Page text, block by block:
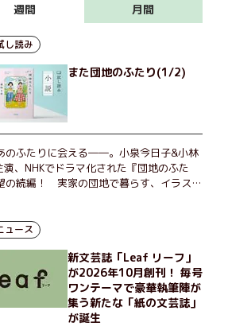
週間 月間
し読み
また団地のふたり(1/2)
のふたりに会える――。小泉今日子&小林
演、NHKでドラマ化された『団地のふた
の続編！ 実家の団地で暮らす、イラスト
た贅沢を楽しんだり、近所のおばちゃんの
聞いてあげたり、部屋でふたりだけの「台
」を催したり。50代独身、幼なじみの変
情とささやかな幸せの日々を描く。
ュース
新文芸誌「Leaf リーフ」
が2026年10月創刊！ 毎号
ワンテーマで豪華執筆陣が
集う新たな「紙の文芸誌」
が誕生